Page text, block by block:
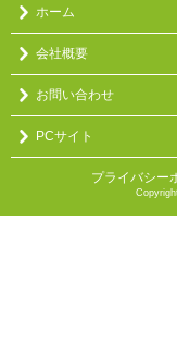
ホーム
会社概要
お問い合わせ
PCサイト
プライバシー